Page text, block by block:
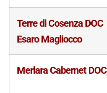
Terre di Cosenza DOC
Esaro Magliocco
Merlara Cabernet DOC